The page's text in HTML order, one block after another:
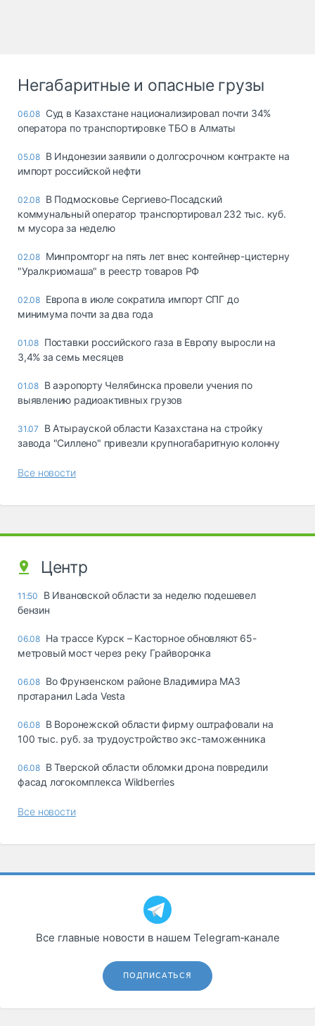
Негабаритные и опасные грузы
06.08 Суд в Казахстане национализировал почти 34%
оператора по транспортировке ТБО в Алматы
05.08 В Индонезии заявили о долгосрочном контракте на
импорт российской нефти
02.08 В Подмосковье Сергиево-Посадский
коммунальный оператор транспортировал 232 тыс. куб.
м мусора за неделю
02.08 Минпромторг на пять лет внес контейнер-цистерну
"Уралкриомаша" в реестр товаров РФ
02.08 Европа в июле сократила импорт СПГ до
минимума почти за два года
01.08 Поставки российского газа в Европу выросли на
3,4% за семь месяцев
01.08 В аэропорту Челябинска провели учения по
выявлению радиоактивных грузов
31.07
В Атырауской области Казахстана на стройку
завода "Силлено" привезли крупногабаритную колонну
Все новости
Центр
11:50
В Ивановской области за неделю подешевел
бензин
06.08 На трассе Курск – Касторное обновляют 65-
метровый мост через реку Грайворонка
06.08 Во Фрунзенском районе Владимира МАЗ
протаранил Lada Vesta
06.08 В Воронежской области фирму оштрафовали на
100 тыс. руб. за трудоустройство экс-таможенника
06.08 В Тверской области обломки дрона повредили
фасад логокомплекса Wildberries
Все новости
Все главные новости в нашем Telegram‑канале
ПОДПИСАТЬСЯ